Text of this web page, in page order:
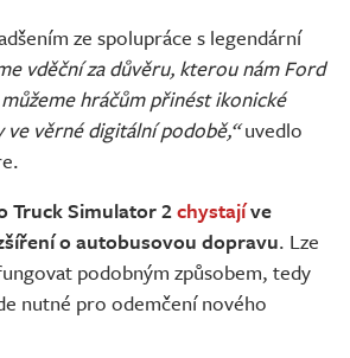
ze spolupráce s legendární
vděční za důvěru, kterou nám Ford
hráčům přinést ikonické
věrné digitální podobě,“uvedlo
Truck Simulator 2chystajíve
o autobusovou dopravu. Lze
podobným způsobem, tedy
nutné pro odemčení nového